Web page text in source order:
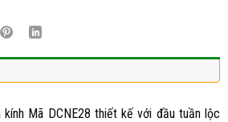
Mã DCNE28 thiết kế với đầu tuần lộc